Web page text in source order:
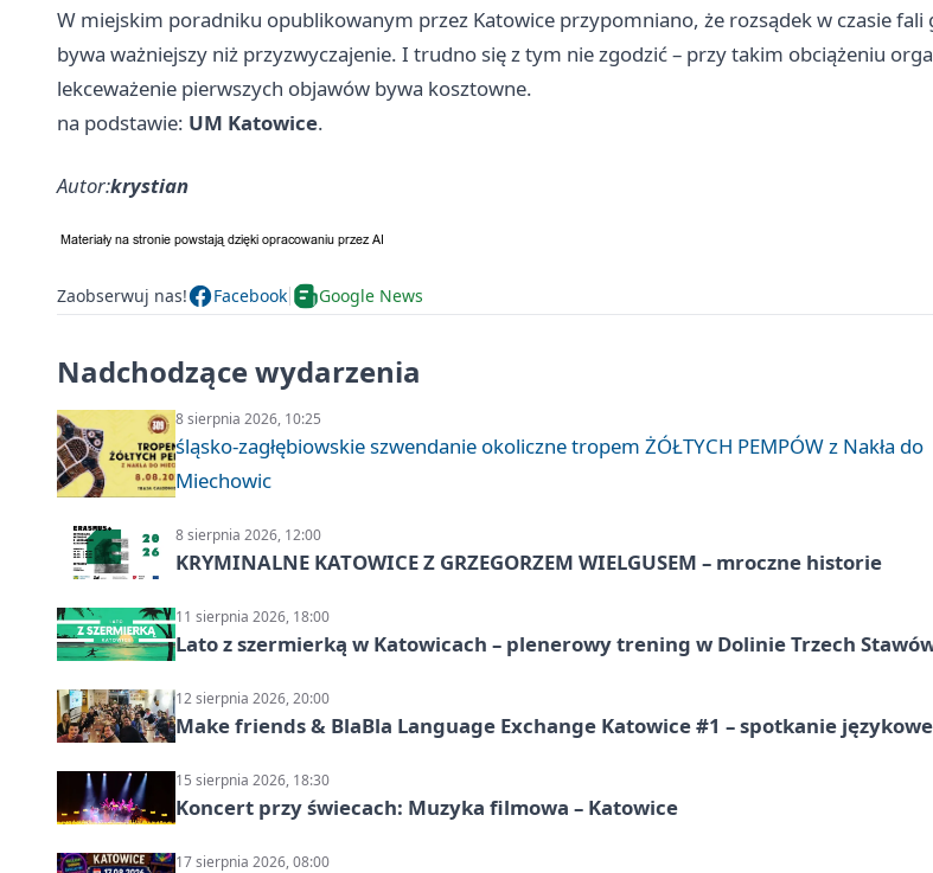
W miejskim poradniku opublikowanym przez Katowice przypomniano, że rozsądek w czasie fali
bywa ważniejszy niż przyzwyczajenie. I trudno się z tym nie zgodzić – przy takim obciążeniu
lekceważenie pierwszych objawów bywa kosztowne.
na podstawie: UM Katowice.
Autor:krystian
Zaobserwuj nas! Facebook Google News
Nadchodzące wydarzenia
8 sierpnia 2026, 10:25
śląsko-zagłębiowskie szwendanie okoliczne tropem ŻÓŁTYCH PEMPÓW z Nakła do
Miechowic
8 sierpnia 2026, 12:00
KRYMINALNE KATOWICE Z GRZEGORZEM WIELGUSEM – mroczne historie
11 sierpnia 2026, 18:00
Lato z szermierką w Katowicach – plenerowy trening w Dolinie Trzech
12 sierpnia 2026, 20:00
Make friends & BlaBla Language Exchange Katowice #1 – spotkanie językowe
15 sierpnia 2026, 18:30
Koncert przy świecach: Muzyka filmowa – Katowice
17 sierpnia 2026, 08:00